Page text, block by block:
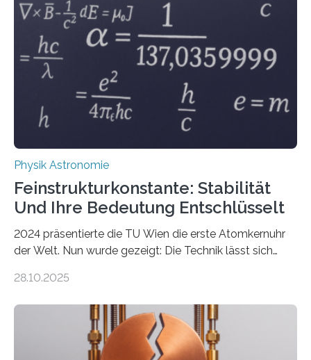
Physik Astronomie
Feinstrukturkonstante: Stabilität
Und Ihre Bedeutung Entschlüsselt
2024 präsentierte die TU Wien die erste Atomkernuhr
der Welt. Nun wurde gezeigt: Die Technik lässt sich
fundamentalen Physik nachzugehen. Thorium-
Messungen verwenden. Das hatte man jahrzehntelang
vermutet, weltweit war nach den passenden
Atomkern-Zuständen gesucht worden, 2024 gelang
28.10.2025